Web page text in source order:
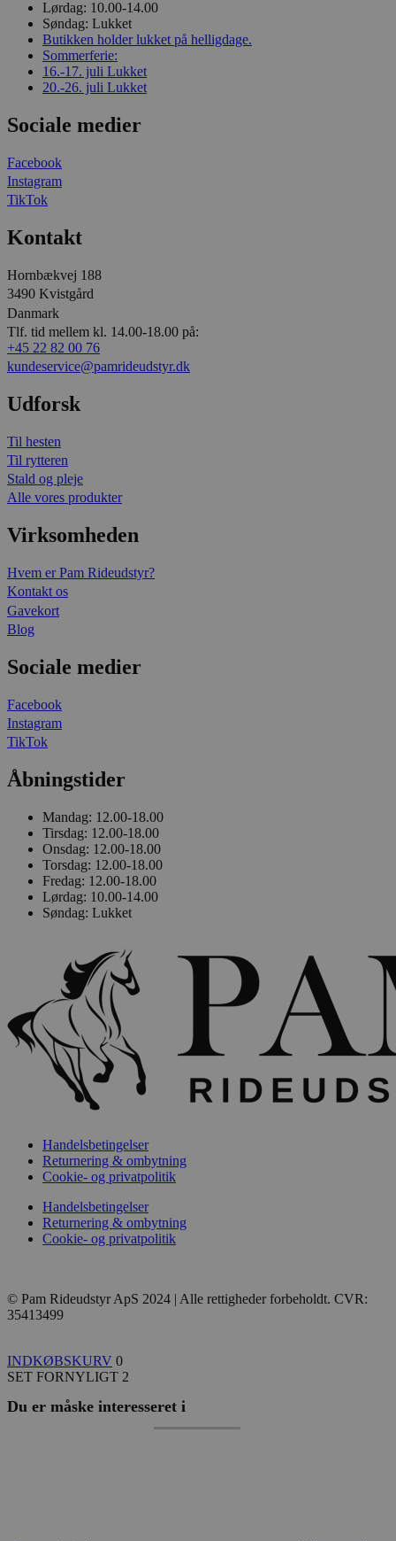
Lørdag: 10.00-14.00
Søndag: Lukket
Butikken holder lukket på helligdage.
Sommerferie:
16.-17. juli Lukket
20.-26. juli Lukket
Sociale medier
Facebook
Instagram
TikTok
Kontakt
Hornbækvej 188
3490 Kvistgård
Danmark
Tlf. tid mellem kl. 14.00-18.00 på:
+45 22 82 00 76
kundeservice@pamrideudstyr.dk
Udforsk
Til hesten
Til rytteren
Stald og pleje
Alle vores produkter
Virksomheden
Hvem er Pam Rideudstyr?
Kontakt os
Gavekort
Blog
Sociale medier
Facebook
Instagram
TikTok
Åbningstider
Mandag: 12.00-18.00
Tirsdag: 12.00-18.00
Onsdag: 12.00-18.00
Torsdag: 12.00-18.00
Fredag: 12.00-18.00
Lørdag: 10.00-14.00
Søndag: Lukket
Handelsbetingelser
Returnering & ombytning
Cookie- og privatpolitik
Handelsbetingelser
Returnering & ombytning
Cookie- og privatpolitik
© Pam Rideudstyr ApS 2024 | Alle rettigheder forbeholdt. CVR:
35413499
INDKØBSKURV 0
SET FORNYLIGT 2
Du er måske interesseret i